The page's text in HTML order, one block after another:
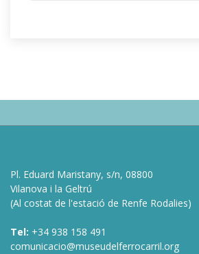
Pl. Eduard Maristany, s/n, 08800
Vilanova i la Geltrú
(Al costat de l'estació de Renfe Rodalies)
Tel: +34 938 158 491
comunicacio@museudelferrocarril.org